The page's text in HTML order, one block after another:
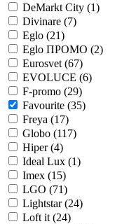
DeMarkt City (1)
Divinare (7)
Eglo (21)
Eglo ПРОМО (2)
Eurosvet (67)
EVOLUCE (6)
F-promo (29)
Favourite (35)
Freya (17)
Globo (117)
Hiper (4)
Ideal Lux (1)
Imex (15)
LGO (71)
Lightstar (24)
Loft it (24)